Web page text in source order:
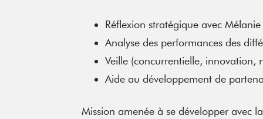
Réflexion stratégique avec
Analyse des performances des
Veille (concurrentielle, innovation,
Aide au développement de
Mission amenée à se développer avec